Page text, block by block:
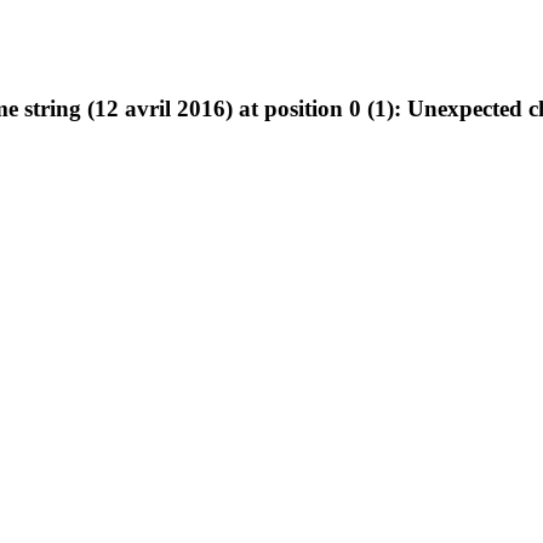
string (12 avril 2016) at position 0 (1): Unexpected